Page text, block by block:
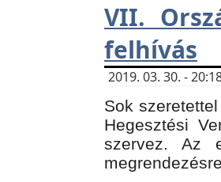
VII.
felhívás
2019. 03. 30. -
Sok
Hegesztési
szervez. Az